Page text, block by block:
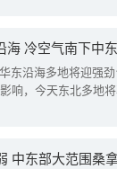
海 冷空气南下中
东沿海多地将迎强
响，今天东北多地将